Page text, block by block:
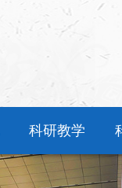
科研教学